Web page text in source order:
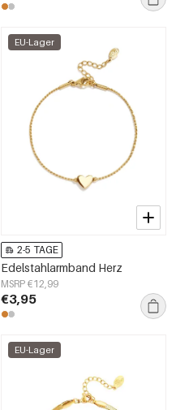
EU-Lager
2-5 TAGE
Edelstahlarmband Herz
MSRP €12,99
€3,95
EU-Lager